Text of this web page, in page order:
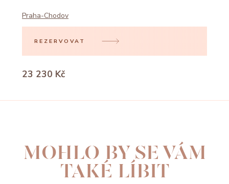
Praha-Chodov
REZERVOVAT
23 230 Kč
MOHLO BY SE VÁM
TAKÉ LÍBIT